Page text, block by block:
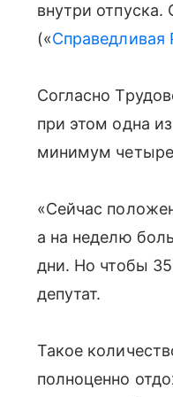
внутри отпуска.
(«Справедливая
Согласно
при этом одна
минимум
«Сейчас
а на неделю
дни. Но чтобы
депутат.
Такое
полноценно